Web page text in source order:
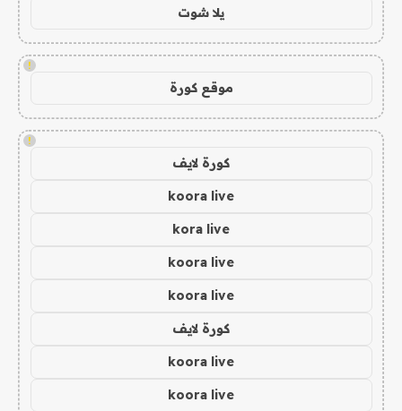
يلا شوت
!
موقع كورة
!
كورة لايف
koora live
kora live
koora live
koora live
كورة لايف
koora live
koora live